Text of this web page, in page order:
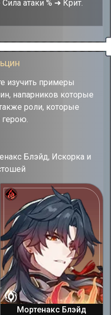
атаки % ➜ Крит.
изучить примеры
напарников которые
роли, которые
герою.
Блэйд, Искорка и
Мортенакс Блэйд